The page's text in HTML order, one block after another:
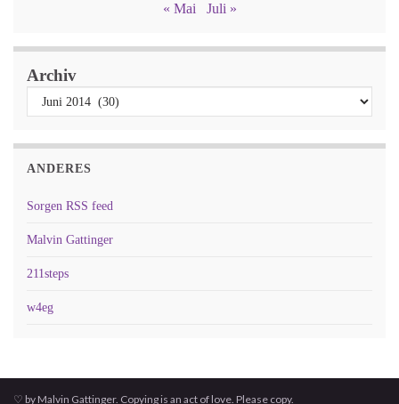
« Mai
Juli »
Archiv
ANDERES
Sorgen RSS feed
Malvin Gattinger
211steps
w4eg
♡ by Malvin Gattinger. Copying is an act of love. Please copy.